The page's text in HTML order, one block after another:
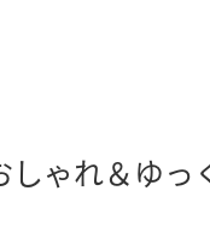
ゃれ＆ゆっ